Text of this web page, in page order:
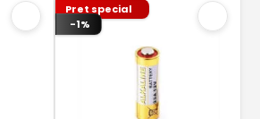
Pret special
-1%